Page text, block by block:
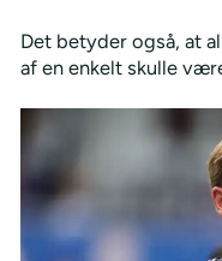
Det betyder også, at
af en enkelt skulle